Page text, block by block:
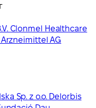
Clonmel Healthcare
Arzneimittel AG
Sp. z o.o. Delorbis